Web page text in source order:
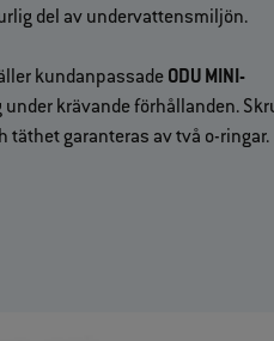
del av undervattensmiljön.
kundanpassade ODU MINI-
krävande förhållanden.
garanteras av två o-ringar.